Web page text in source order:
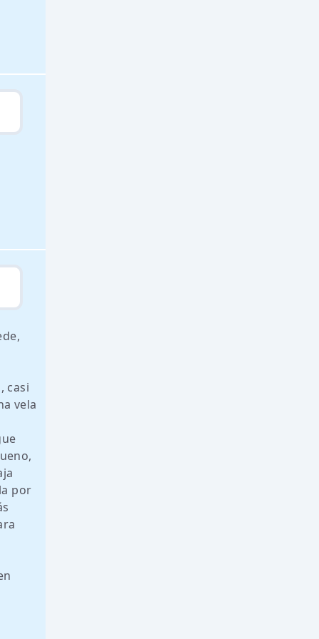
casi
vela
por